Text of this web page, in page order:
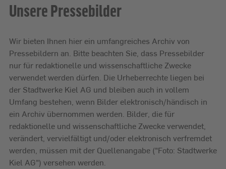
Unsere Pressebilder
Wir bieten Ihnen hier ein umfangreiches Archiv von
Pressebildern an. Bitte beachten Sie, dass Pressebilder
nur für redaktionelle und wissenschaftliche Zwecke
verwendet werden dürfen. Die Urheberrechte liegen bei
der Stadtwerke Kiel AG und bleiben auch in vollem
Umfang bestehen, wenn Bilder elektronisch/händisch in
ein Archiv übernommen werden. Bilder, die für
redaktionelle und wissenschaftliche Zwecke verwendet,
verändert, vervielfältigt und/oder elektronisch verfremdet
werden, müssen mit der Quellenangabe ("Foto: Stadtwerke
Kiel AG") versehen werden.